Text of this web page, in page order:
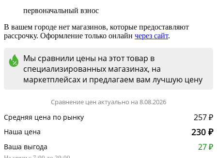
первоначальный взнос
В вашем городе нет магазинов, которые предоставляют
рассрочку. Оформление только онлайн через сайт.
Мы сравнили цены на этот товар в
специализированных магазинах, на
маркетплейсах и предлагаем вам лучшую цену
Сравнение цен актуально на 8.08.2026
Средняя цена по рынку 257 ₽
Наша цена 230 ₽
Ваша выгода 27 ₽